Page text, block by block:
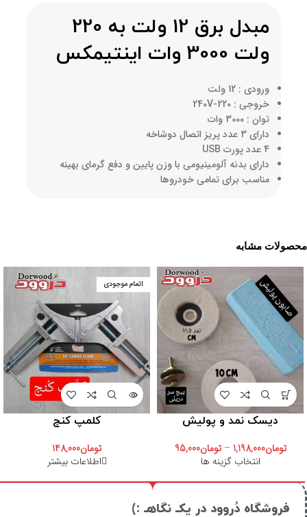
مبدل برق 12 ولت به 220
ولت 3000 وات اینتیمکس
ورودی : 12 ولت
خروجی : 220-240V
توان : 3000 وات
دارای 3 عدد پریز اتصال دوشاخه
4 عدد پورت USB
دارای بدنه آلومینیومی با وزن پایین و دفع گرمای بهینه
مناسب برای تمامی خودروها
محصولات مشابه
دیسک نمد و پولیش
تومان1,198,000
– تومان95,000
انتخاب گزینه ها
اتمام موجودی
کلمپ کنج
تومان148,000
اطلاعات بیشتر
فروشگاه دُروود در یکـ نگاهـ :)